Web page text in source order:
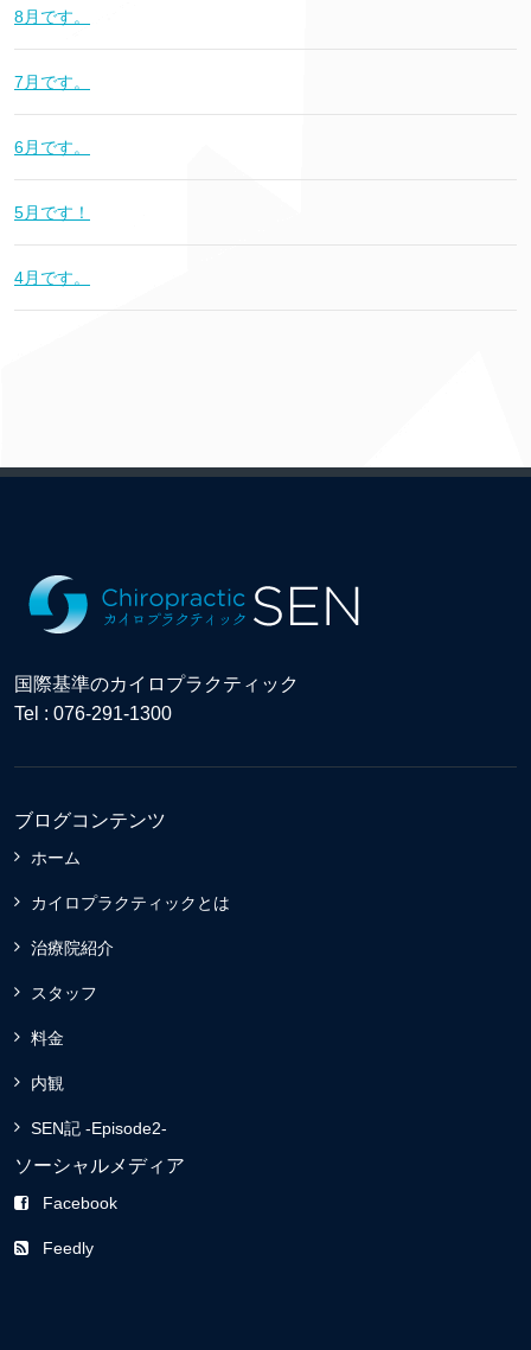
8月です。
7月です。
6月です。
5月です！
4月です。
国際基準のカイロプラクティック
Tel : 076-291-1300
ブログコンテンツ
ホーム
カイロプラクティックとは
治療院紹介
スタッフ
料金
内観
SEN記 -Episode2-
ソーシャルメディア
Facebook
Feedly